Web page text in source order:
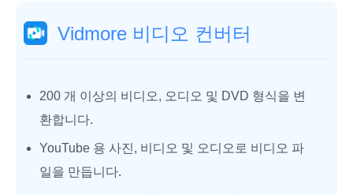
Vidmore 비디오 컨버터
200 개 이상의 비디오, 오디오 및 DVD 형식을 변
환합니다.
YouTube 용 사진, 비디오 및 오디오로 비디오 파
일을 만듭니다.